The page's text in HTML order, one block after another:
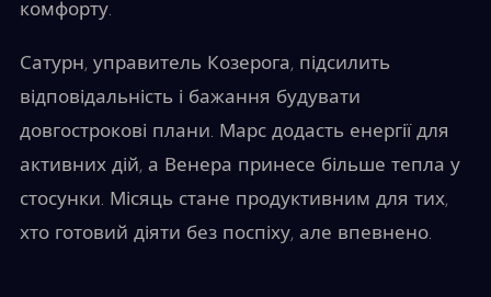
комфорту.
Сатурн, управитель Козерога, підсилить
відповідальність і бажання будувати
довгострокові плани. Марс додасть енергії для
активних дій, а Венера принесе більше тепла у
стосунки. Місяць стане продуктивним для тих,
хто готовий діяти без поспіху, але впевнено.